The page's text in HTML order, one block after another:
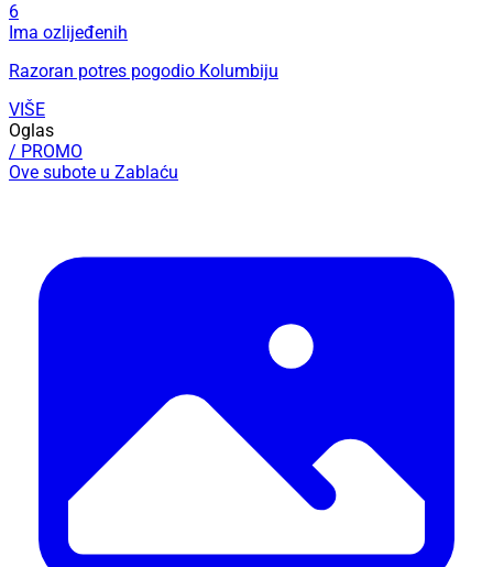
6
Ima ozlijeđenih
Razoran potres pogodio Kolumbiju
VIŠE
Oglas
/ PROMO
Ove subote u Zablaću